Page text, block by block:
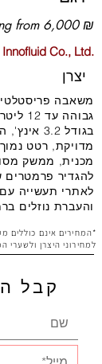
from 6,000 ₪
Innofluid Co., Ltd.
יצרן
משאבה
בגודל
מדויקת, רטט
מכנית, ממשק
להגדיר
לאתרי תעשייה
והעברת נוזלים
*המחירים אינם כוללים
למחירוני היצרן ולשערי
קבל